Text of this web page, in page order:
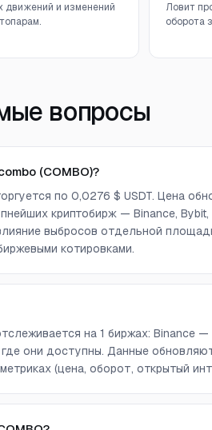
движений и изменений
Ловит
оборота
вопросы
(COMBO)?
по 0,0276 $ USDT. Цена
криптобирж — Binance, Bybit,
выбросов отдельной
котировками.
на 1 биржах: Binance
где они доступны. Данные
(цена, оборот, открытый